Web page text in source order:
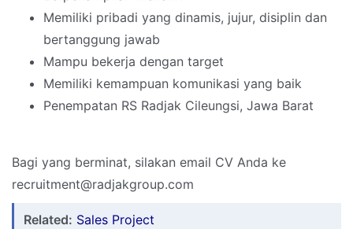
Memiliki pribadi yang dinamis, jujur, disiplin dan
bertanggung jawab
Mampu bekerja dengan target
Memiliki kemampuan komunikasi yang baik
Penempatan RS Radjak Cileungsi, Jawa Barat
Bagi yang berminat, silakan email CV Anda ke
recruitment@radjakgroup.com
Related: Sales Project